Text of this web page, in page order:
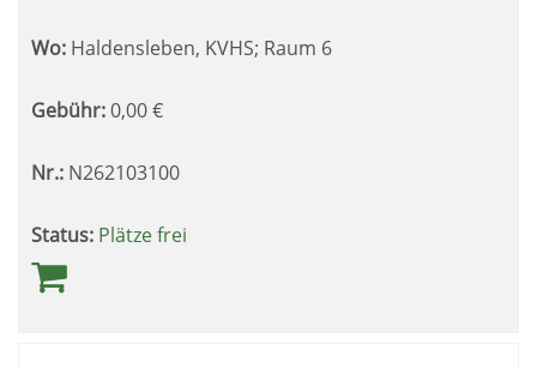
Wo: Haldensleben, KVHS; Raum 6
Gebühr:0,00€
Nr.: N262103100
Status: Plätze frei